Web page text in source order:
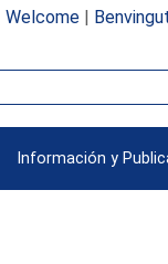
Welcome|
Información y